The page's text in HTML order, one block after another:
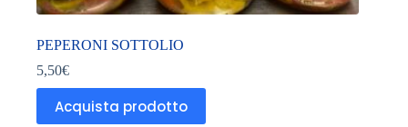
PEPERONI SOTTOLIO
5,50€
Acquista prodotto